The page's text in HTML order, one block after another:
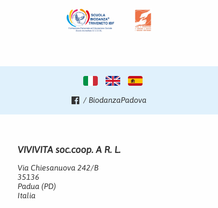
/ BiodanzaPadova
VIVIVITA soc.coop. A R. L.
Via Chiesanuova 242/B
35136
Padua (PD)
Italia